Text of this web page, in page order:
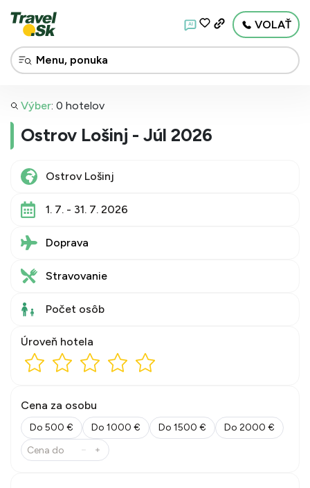
AI VOLAŤ
Výber: 0 hotelov
Ostrov Lošinj - Júl 2026
1. 7. - 31. 7. 2026
Doprava
Stravovanie
Počet osôb
Úroveň hotela
Cena za osobu
Do 500 € Do 1000 € Do 1500 € Do 2000 €